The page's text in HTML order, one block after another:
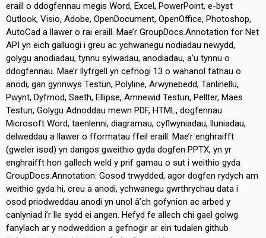
eraill o ddogfennau megis Word, Excel, PowerPoint, e-byst
Outlook, Visio, Adobe, OpenDocument, OpenOffice, Photoshop,
AutoCad a llawer o rai eraill. Mae’r GroupDocs.Annotation for Net
API yn eich galluogi i greu ac ychwanegu nodiadau newydd,
golygu anodiadau, tynnu sylwadau, anodiadau, a’u tynnu o
ddogfennau. Mae’r llyfrgell yn cefnogi 13 o wahanol fathau o
anodi, gan gynnwys Testun, Polyline, Arwynebedd, Tanlinellu,
Pwynt, Dyfrnod, Saeth, Ellipse, Amnewid Testun, Pellter, Maes
Testun, Golygu Adnoddau mewn PDF, HTML, dogfennau
Microsoft Word, taenlenni, diagramau, cyflwyniadau, lluniadau,
delweddau a llawer o fformatau ffeil eraill. Mae’r enghraifft
(gweler isod) yn dangos gweithio gyda dogfen PPTX, yn yr
enghraifft hon gallech weld y prif gamau o sut i weithio gyda
GroupDocs.Annotation: Gosod trwydded, agor dogfen rydych am
weithio gyda hi, creu a anodi, ychwanegu gwrthrychau data i
osod priodweddau anodi yn unol â’ch gofynion ac arbed y
canlyniad i’r lle sydd ei angen. Hefyd fe allech chi gael golwg
fanylach ar y nodweddion a gefnogir ar ein tudalen github